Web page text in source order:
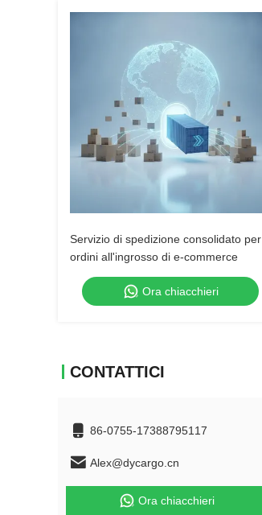
Servizio di spedizione consolidato per
ordini all'ingrosso di e-commerce
Ora chiacchieri
CONTATTICI
86-0755-17388795117
Alex@dycargo.cn
Ora chiacchieri